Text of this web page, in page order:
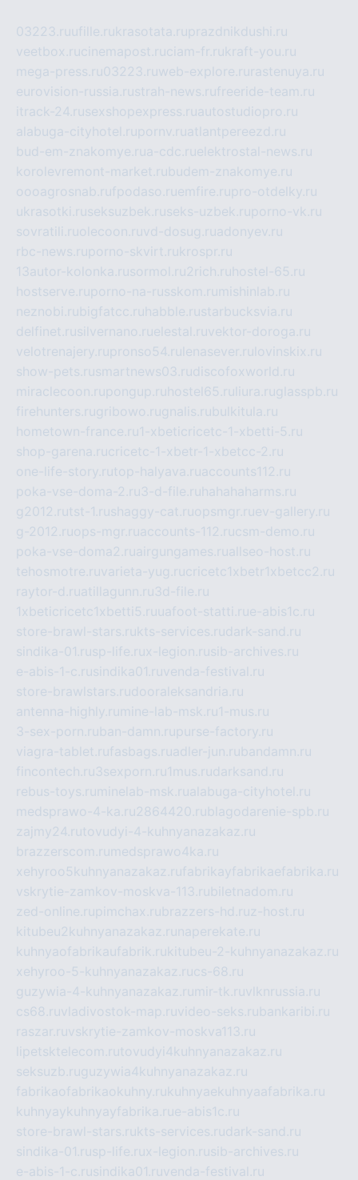
03223.ruufille.rukrasotata.ruprazdnikdushi.ru
veetbox.rucinemapost.ruciam-fr.rukraft-you.ru
mega-press.ru03223.ruweb-explore.ru rastenuya.ru
eurovision-russia.rustrah-news.rufreeride-team.ru
itrack-24.rusexshopexpress.ruautostudiopro.ru
alabuga-cityhotel.rupornv.ruatlantpereezd.ru
bud-em-znakomye.rua-cdc.ruelektrostal-news.ru
korolevremont-market.rubudem-znakomye.ru
oooagrosnab.rufpodaso.ruemfire.rupro-otdelky.ru
ukrasotki.ruseksuzbek.ruseks-uzbek.ruporno-vk.ru
sovratili.ruolecoon.ruvd-dosug.ruadonyev.ru
rbc-news.ruporno-skvirt.rukrospr.ru
13autor-kolonka.rusormol.ru2rich.ru hostel-65.ru
hostserve.ruporno-na-russkom.ru mishinlab.ru
neznobi.rubigfatcc.ru habble.rustarbucksvia.ru
delfinet.rusilvernano.ruelestal.ruvektor-doroga.ru
velotrenajery.rupronso54.ru lenasever.ru lovinskix.ru
show-pets.rusmartnews03.rudiscofoxworld.ru
miraclecoon.rupongup.ru hostel65.ru liura.ruglasspb.ru
firehunters.rugribowo.rugnalis.rubulkitula.ru
hometown-france.ru1-xbeticricetc-1-xbetti-5.ru
shop-garena.rucricetc-1-xbetr-1-xbetcc-2.ru
one-life-story.rutop-halyava.ruaccounts112.ru
poka-vse-doma-2.ru3-d-file.ru hahahaharms.ru
g2012.rutst-1.rushaggy-cat.ruopsmgr.ruev-gallery.ru
g-2012.ruops-mgr.ruaccounts-112.rucsm-demo.ru
poka-vse-doma2.ruairgungames.ruallseo-host.ru
tehosmotre.ruvarieta-yug.rucricetc1xbetr1xbetcc2.ru
raytor-d.ruatillagunn.ru3d-file.ru
1xbeticricetc1xbetti5.ruuafoot-statti.rue-abis1c.ru
store-brawl-stars.rukts-services.rudark-sand.ru
sindika-01.rusp-life.rux-legion.rusib-archives.ru
e-abis-1-c.rusindika01.ruvenda-festival.ru
store-brawlstars.rudooraleksandria.ru
antenna-highly.ru mine-lab-msk.ru1-mus.ru
3-sex-porn.ruban-damn.rupurse-factory.ru
viagra-tablet.rufasbags.ruadler-jun.rubandamn.ru
fincontech.ru3sexporn.ru1mus.rudarksand.ru
rebus-toys.ru minelab-msk.rualabuga-cityhotel.ru
medsprawo-4-ka.ru2864420.rublagodarenie-spb.ru
zajmy24.rutovudyi-4-kuhnyanazakaz.ru
brazzerscom.ru medsprawo4ka.ru
xehyroo5kuhnyanazakaz.rufabrikayfabrikaefabrika.ru
vskrytie-zamkov-moskva-113.rubiletnadom.ru
zed-online.rupimchax.rubrazzers-hd.ruz-host.ru
kitubeu2kuhnyanazakaz.ru naperekate.ru
kuhnyaofabrikaufabrik.rukitubeu-2-kuhnyanazakaz.ru
xehyroo-5-kuhnyanazakaz.rucs-68.ru
guzywia-4-kuhnyanazakaz.ru mir-tk.ruvlknrussia.ru
cs68.ruvladivostok-map.ruvideo-seks.rubankaribi.ru
raszar.ruvskrytie-zamkov-moskva113.ru
lipetsktelecom.rutovudyi4kuhnyanazakaz.ru
seksuzb.ruguzywia4kuhnyanazakaz.ru
fabrikaofabrikaokuhny.rukuhnyaekuhnyaafabrika.ru
kuhnyaykuhnyayfabrika.rue-abis1c.ru
store-brawl-stars.rukts-services.rudark-sand.ru
sindika-01.rusp-life.rux-legion.rusib-archives.ru
e-abis-1-c.rusindika01.ruvenda-festival.ru